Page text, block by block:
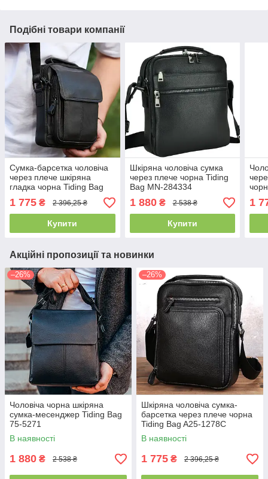
Подібні товари компанії
Сумка-барсетка чоловіча
через плече шкіряна
гладка чорна Tiding Bag
TD-55467
1 775 ₴ 2 396,25 ₴
Купити
Шкіряна чоловіча сумка
через плече чорна Tiding
Bag MN-284334
1 880₴ 2 538 ₴
Купити
1
Акційні пропозиції та новинки
–26%
Чоловіча чорна шкіряна
сумка-месенджер Tiding Bag
75-5271
В наявності
1 880 ₴ 2 538 ₴
–26%
Шкіряна чоловіча сумка-
барсетка через плече чорна
Tiding Bag A25-1278C
В наявності
1 775 ₴ 2 396,25 ₴